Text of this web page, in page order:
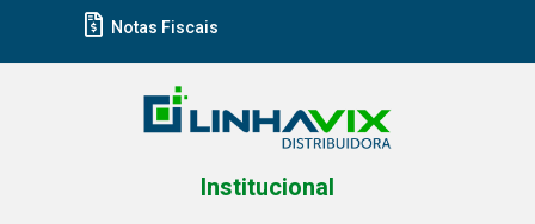
Notas Fiscais
Institucional